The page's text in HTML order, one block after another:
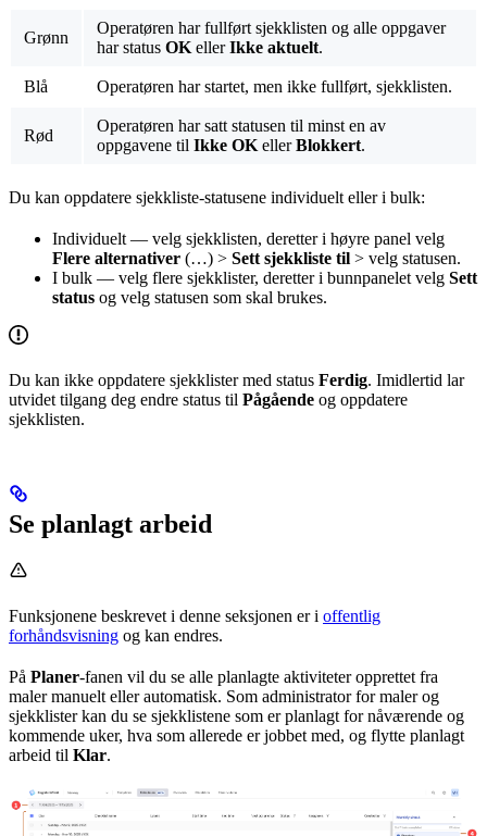
Grønn
Operatøren har fullført sjekklisten og alle oppgaver
har status OK ellerIkke aktuelt.
Blå Operatøren har startet, men ikke fullført, sjekklisten.
Rød
Operatøren har satt statusen til minst en av
oppgavene til Ikke OK ellerBlokkert.
Du kan oppdatere sjekkliste-statusene individuelt eller i bulk:
Individuelt — velg sjekklisten, deretter i høyre panel velg
Flere alternativer (…) > Sett sjekkliste til > velg statusen.
I bulk — velg flere sjekklister, deretter i bunnpanelet velg Sett
status og velg statusen som skal brukes.
Du kan ikke oppdatere sjekklister med status Ferdig. Imidlertid lar
utvidet tilgang deg endre status til Pågående og oppdatere
sjekklisten.
Se planlagt arbeid
Funksjonene beskrevet i denne seksjonen er i offentlig
forhåndsvisning og kan endres.
På Planer-fanen vil du se alle planlagte aktiviteter opprettet fra
maler manuelt eller automatisk. Som administrator for maler og
sjekklister kan du se sjekklistene som er planlagt for nåværende og
kommende uker, hva som allerede er jobbet med, og flytte planlagt
arbeid til Klar.